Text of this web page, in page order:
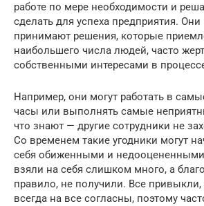
работе по мере необходимости и
сделать для успеха предприятия.
принимают решения, которые
наибольшего числа людей, часто
собственными интересами в
Например, они могут работать в
часы или выполнять самые
что знают — другие сотрудники не
Со временем такие угодники могут
себя обиженными и
взяли на себя слишком много, а
правило, не получили. Все привыкли,
всегда на все согласны, поэтому